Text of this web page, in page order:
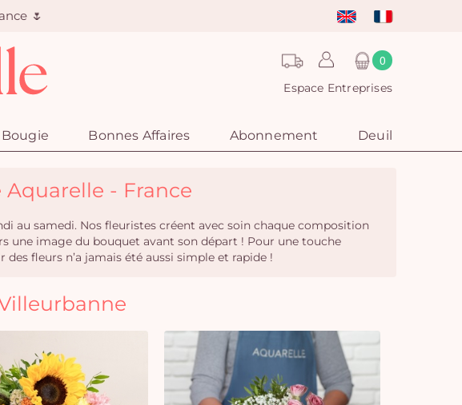
🌷
0
Espace Entreprises
Bougie Bonnes Affaires Abonnement Deuil
- France
au samedi. Nos fleuristes créent avec soin chaque composition
une image du bouquet avant son départ ! Pour une touche
fleurs n’a jamais été aussi simple et rapide !